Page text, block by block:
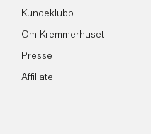
Kundeklubb
Om Kremmerhuset
Presse
Affiliate